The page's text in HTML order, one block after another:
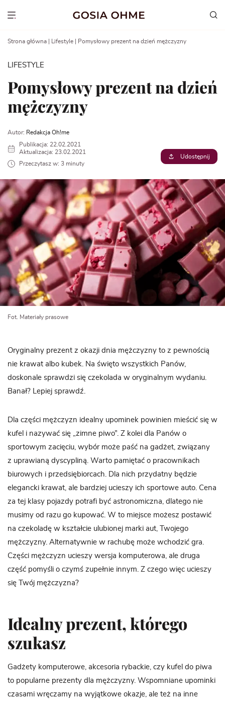
Show menu
Strona główna Lifestyle Pomysłowy prezent na dzień mężczyzny
LIFESTYLE
Pomysłowy prezent na dzień
mężczyzny
Autor: Redakcja Oh!me
Publikacja: 22.02.2021
Aktualizacja: 23.02.2021
Przeczytasz w: 3 minuty
Udostępnij
Fot. Materiały prasowe
Oryginalny prezent z okazji dnia mężczyzny to z pewnością
nie krawat albo kubek. Na święto wszystkich Panów,
doskonale sprawdzi się czekolada w oryginalnym wydaniu.
Banał? Lepiej sprawdź.
Dla części mężczyzn idealny upominek powinien mieścić się w
kufel i nazywać się „zimne piwo”. Z kolei dla Panów o
sportowym zacięciu, wybór może paść na gadżet, związany
z uprawianą dyscypliną. Warto pamiętać o pracownikach
biurowych i przedsiębiorcach. Dla nich przydatny będzie
elegancki krawat, ale bardziej ucieszy ich sportowe auto. Cena
za tej klasy pojazdy potrafi być astronomiczna, dlatego nie
musimy od razu go kupować. W to miejsce możesz postawić
na czekoladę w kształcie ulubionej marki aut, Twojego
mężczyzny. Alternatywnie w rachubę może wchodzić gra.
Części mężczyzn ucieszy wersja komputerowa, ale druga
część pomyśli o czymś zupełnie innym. Z czego więc ucieszy
się Twój mężczyzna?
Idealny prezent, którego
szukasz
Gadżety komputerowe, akcesoria rybackie, czy kufel do piwa
to popularne prezenty dla mężczyzny. Wspomniane upominki
czasami wręczamy na wyjątkowe okazje, ale też na inne